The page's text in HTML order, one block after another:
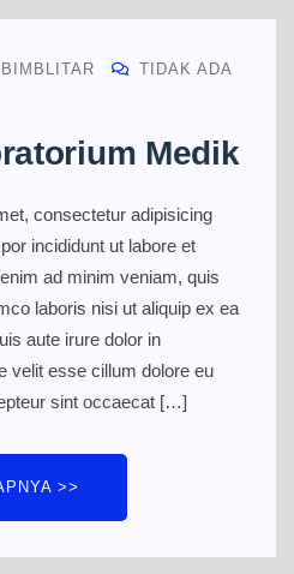
TIDAK ADA
Medik
consectetur adipisicing
incididunt ut labore et
ad minim veniam, quis
laboris nisi ut aliquip ex ea
aute irure dolor in
velit esse cillum dolore eu
sint occaecat […]
>>